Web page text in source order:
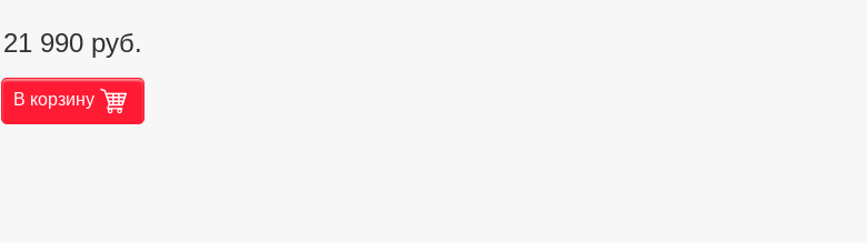
21 990 руб.
В корзину